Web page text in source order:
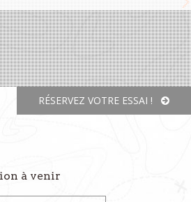
RÉSERVEZ VOTRE ESSAI !
à venir